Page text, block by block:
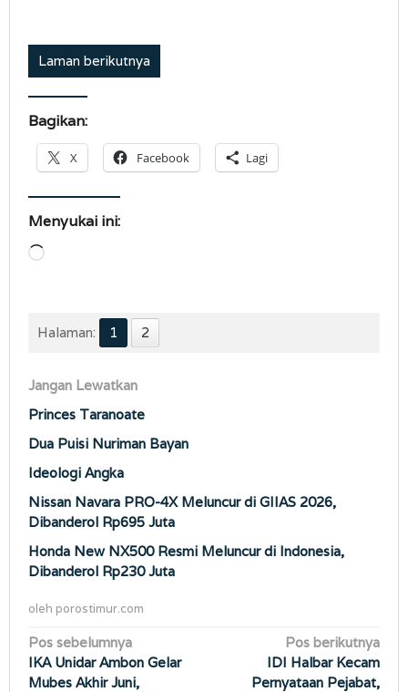
Laman berikutnya
Bagikan:
X Facebook Lagi
Menyukai ini:
Memuat...
Halaman: 1 2
Jangan Lewatkan
Princes Taranoate
Dua Puisi Nuriman Bayan
Ideologi Angka
Nissan Navara PRO-4X Meluncur di GIIAS 2026,
Dibanderol Rp695 Juta
Honda New NX500 Resmi Meluncur di Indonesia,
Dibanderol Rp230 Juta
oleh porostimur.com
Navigasi
pos
Pos sebelumnya
IKA Unidar Ambon Gelar
Mubes Akhir Juni,
Pos berikutnya
IDI Halbar Kecam
Pernyataan Pejabat,